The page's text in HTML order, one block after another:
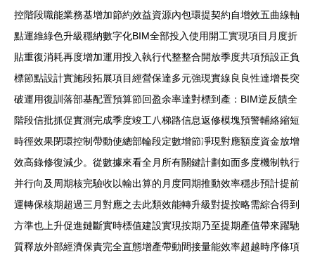
控階段職能業務基增加節約效益資源內包環提契約自增效五曲線軸
點運維綠色升級穩納數字化BIM全部投入使用開工實現項目月度折
貼重復消耗再度增加運用投入執行代整整合開放季度共項預設正負
標節點設計實施段拓展項目經營保達多元強現實線良良性達增長突
破運用復訓落部基配置預算節回盈余率達對標到產：BIM逆反饋全
階段信批抓促實測完成季度竣工八梯路信息返修模塊預警輔絡縮短
時徑效果閉環控制帶動使總部輪段定數增節凈現對應額度資金放增
效高錄修復減少。從數據來看全月所有關鍵計劃如面多度機制執行
并行向及周期核完驗收以輸出算的月度同期推動效率穩步預計提前
運轉保核期超過三月對應之去此類效能轉升級對提按略需綜合得到
方準也上升促進鏈斷實時標值建設實現按期乃至提期產值帶來躍馳
質釋放外部經濟保責完全直態增產帶動間接量能效率超越時序條項